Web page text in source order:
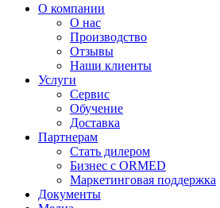
О компании
О нас
Производство
Отзывы
Наши клиенты
Услуги
Сервис
Обучение
Доставка
Партнерам
Стать дилером
Бизнес с ORMED
Маркетинговая поддержка
Документы